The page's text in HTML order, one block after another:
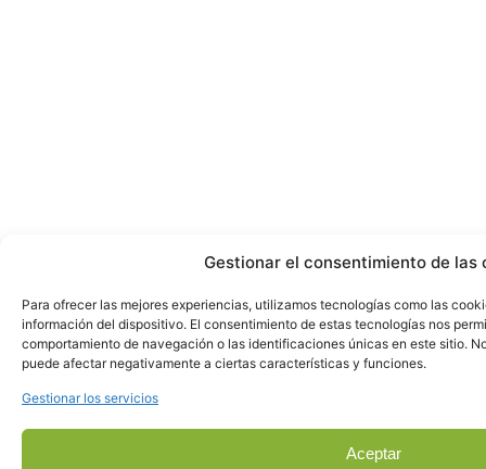
Gestionar el consentimiento de las
Para ofrecer las mejores experiencias, utilizamos tecnologías como las
información del dispositivo. El consentimiento de estas tecnologías nos
comportamiento de navegación o las identificaciones únicas en este sitio.
puede afectar negativamente a ciertas características y funciones.
Gestionar los servicios
Aceptar